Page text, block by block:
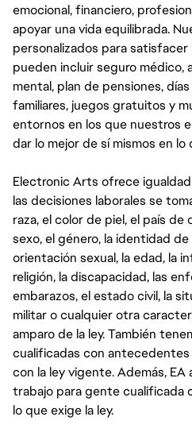
emocional, financiero,
apoyar una vida equilibrada.
personalizados para
pueden incluir seguro médico,
mental, plan de pensiones,
familiares, juegos gratuitos y
entornos en los que nuestros
dar lo mejor de sí mismos en lo
Electronic Arts ofrece
las decisiones laborales se
raza, el color de piel, el país de
sexo, el género, la identidad
orientación sexual, la edad, la
religión, la discapacidad, las
embarazos, el estado civil, la
militar o cualquier otra
amparo de la ley. También
cualificadas con
con la ley vigente. Además,
trabajo para gente cualificada
lo que exige la ley.